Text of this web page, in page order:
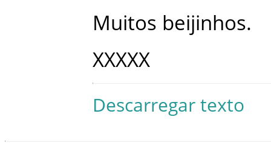
Muitos beijinhos.
XXXXX
Descarregar texto